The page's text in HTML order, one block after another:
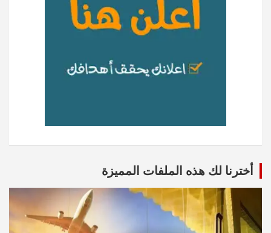
أخترنا لك هذه الملفات المميزة